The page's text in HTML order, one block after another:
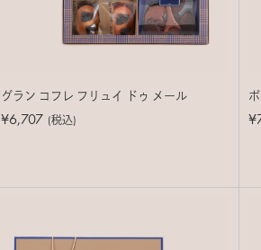
グラン コフレ フリュイ ドゥ メール
¥6,707 (税込)